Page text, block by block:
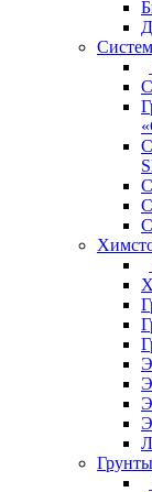
Грунты